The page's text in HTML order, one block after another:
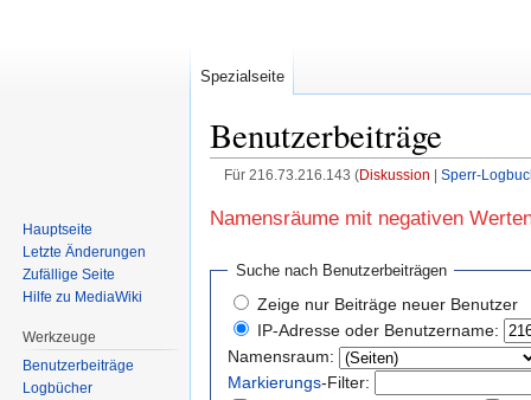
Benutzerbeiträge
Für 216.73.216.143 Diskussion Sperr-
Zur
springen
Zur
springen
Namensräume mit negativen
Suche nach Benutzerbeiträgen
Zeige nur Beiträge neuer Benutzer
IP-Adresse oder Benutzername:
Namensraum:
Markierungs-Filter:
Spezialseite
Hauptseite
Letzte Änderungen
Zufällige Seite
Hilfe zu MediaWiki
Werkzeuge
Benutzerbeiträge
Logbücher